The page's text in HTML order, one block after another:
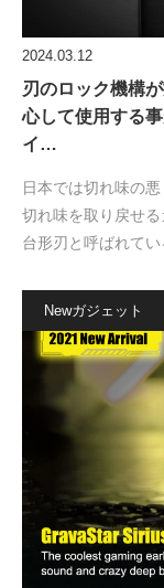
2024.03.12
刃のロック機構
心して使用する
イ…
日本では切れ味の
切れ味を取り戻せ
台形刃と呼ばれて
Newガジェット